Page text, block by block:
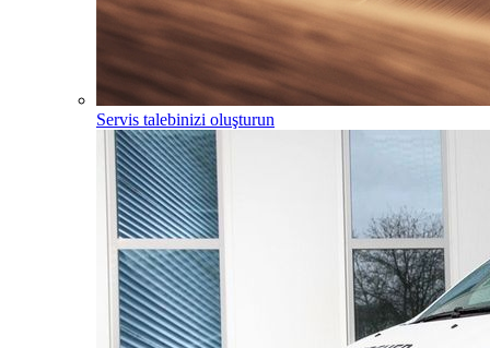
Servis talebinizi oluşturun